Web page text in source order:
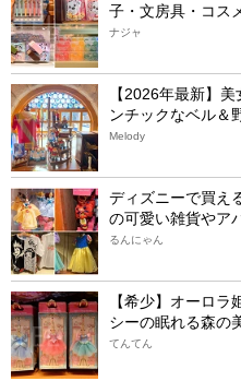
子・文房具・コス
ナジャ
【2026年最新】
ンチックなベル＆
Melody
ディズニーで買え
の可愛い雑貨やア
るんにゃん
【希少】オーロ
シーの眠れる森の
てんてん